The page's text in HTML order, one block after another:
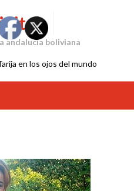
andalucía boliviana
en los ojos del mundo